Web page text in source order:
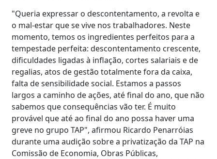
"Queria expressar o descontentamento, a revolta e
o mal-estar que se vive nos trabalhadores. Neste
momento, temos os ingredientes perfeitos para a
tempestade perfeita: descontentamento crescente,
dificuldades ligadas à inflação, cortes salariais e de
regalias, atos de gestão totalmente fora da caixa,
falta de sensibilidade social. Estamos a passos
largos a caminho de ações, até final do ano, que não
sabemos que consequências vão ter. É muito
provável que até ao final do ano possa haver uma
greve no grupo TAP", afirmou Ricardo Penarróias
durante uma audição sobre a privatização da TAP na
Comissão de Economia, Obras Públicas,